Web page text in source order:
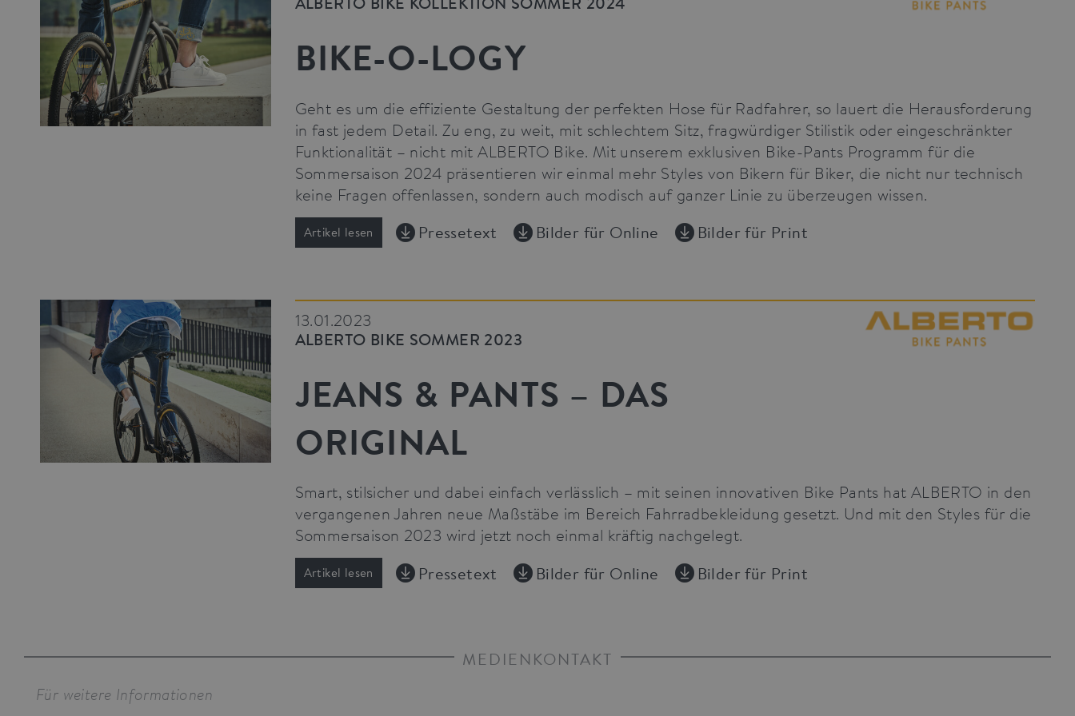
BIKE-O-LOGY
Geht es um die effiziente Gestaltung der perfekten Hose für Radfahrer, so lauert die Herausforderung
in fast jedem Detail. Zu eng, zu weit, mit schlechtem Sitz, fragwürdiger Stilistik oder eingeschränkter
Funktionalität – nicht mit ALBERTO Bike. Mit unserem exklusiven Bike-Pants Programm für die
Sommersaison 2024 präsentieren wir einmal mehr Styles von Bikern für Biker, die nicht nur technisch
keine Fragen offenlassen, sondern auch modisch auf ganzer Linie zu überzeugen wissen.
Artikel lesen Pressetext Bilder für Online Bilder für Print
13.01.2023
ALBERTO BIKE SOMMER 2023
JEANS & PANTS – DAS
ORIGINAL
Smart, stilsicher und dabei einfach verlässlich – mit seinen innovativen Bike Pants hat ALBERTO in den
vergangenen Jahren neue Maßstäbe im Bereich Fahrradbekleidung gesetzt. Und mit den Styles für die
Sommersaison 2023 wird jetzt noch einmal kräftig nachgelegt.
Artikel lesen Pressetext Bilder für Online Bilder für Print
MEDIENKONTAKT
Für weitere Informationen
type cookie, where the prefix _pk_ses is followed by a short series of numbers and letters,